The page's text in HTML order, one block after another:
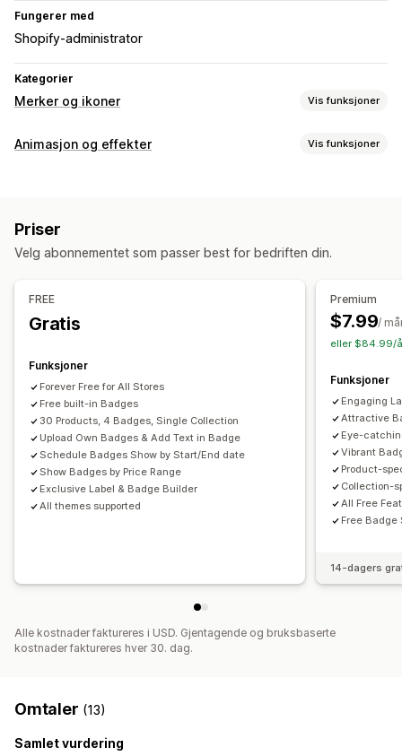
Fungerer med
Shopify-administrator
Kategorier
Merker og ikoner Vis funksjoner
Ikontyper
Tilpasning
Animasjoner
Farger Tilpasset tekst Skrifttyper
Ikonposisjon
Manuell posisjon
Samlingssider
Animasjon og effekter Vis funksjoner
Priser
Velg abonnementet som passer best for bedriften din.
FREE
Gratis
Funksjoner
Forever Free for All Stores
Free built-in Badges
30 Products, 4 Badges, Single Collection
Upload Own Badges & Add Text in Badge
Schedule Badges Show by Start/End date
Show Badges by Price Range
Exclusive Label & Badge Builder
All themes supported
Premium
$7.99/
eller $84.99/
Funksjoner
Engaging
Attractive
Eye-
Vibrant
Product-
Collection-
All Free
Free Badge
14-dagers
Alle kostnader faktureres i USD. Gjentagende og bruksbaserte
kostnader faktureres hver 30. dag.
Omtaler (13)
Samlet vurdering